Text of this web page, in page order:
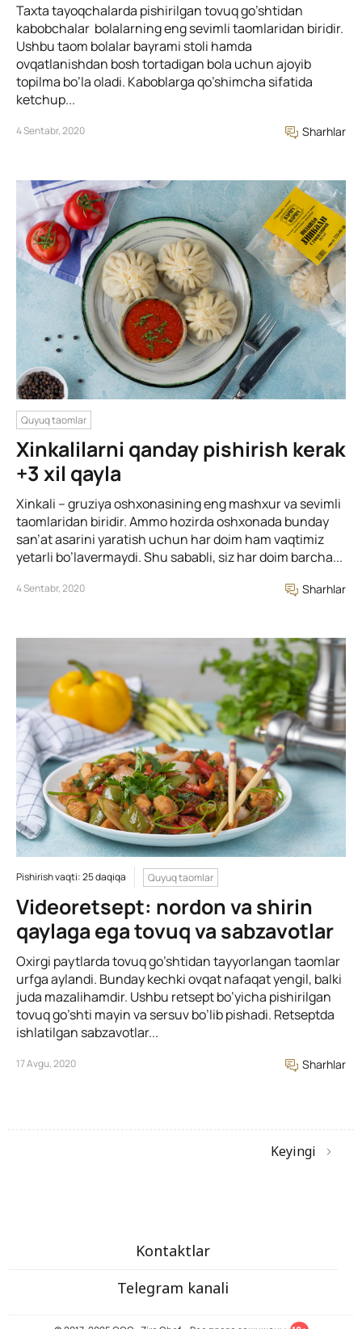
Taxta tayoqchalarda pishirilgan tovuq go’shtidan
kabobchalar bolalarning eng sevimli taomlaridan biridir.
Ushbu taom bolalar bayrami stoli hamda
ovqatlanishdan bosh tortadigan bola uchun ajoyib
topilma bo’la oladi. Kaboblarga qo’shimcha sifatida
ketchup...
4 Sentabr, 2020 Sharhlar
Quyuq taomlar
Xinkalilarni qanday pishirish kerak
+3 xil qayla
Xinkali – gruziya oshxonasining eng mashxur va sevimli
taomlaridan biridir. Ammo hozirda oshxonada bunday
san’at asarini yaratish uchun har doim ham vaqtimiz
yetarli bo’lavermaydi. Shu sababli, siz har doim barcha...
4 Sentabr, 2020 Sharhlar
Pishirish vaqti: 25 daqiqa Quyuq taomlar
Videoretsept: nordon va shirin
qaylaga ega tovuq va sabzavotlar
Oxirgi paytlarda tovuq go’shtidan tayyorlangan taomlar
urfga aylandi. Bunday kechki ovqat nafaqat yengil, balki
juda mazalihamdir. Ushbu retsept bo’yicha pishirilgan
tovuq go’shti mayin va sersuv bo’lib pishadi. Retseptda
ishlatilgan sabzavotlar...
17 Avgu, 2020 Sharhlar
Keyingi
Kontaktlar
Telegram kanali